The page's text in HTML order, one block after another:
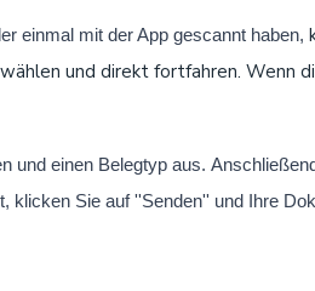
einmal mit der App gescannt haben,
und direkt fortfahren. Wenn
und einen Belegtyp aus.
klicken Sie auf''Senden'' und Ihre